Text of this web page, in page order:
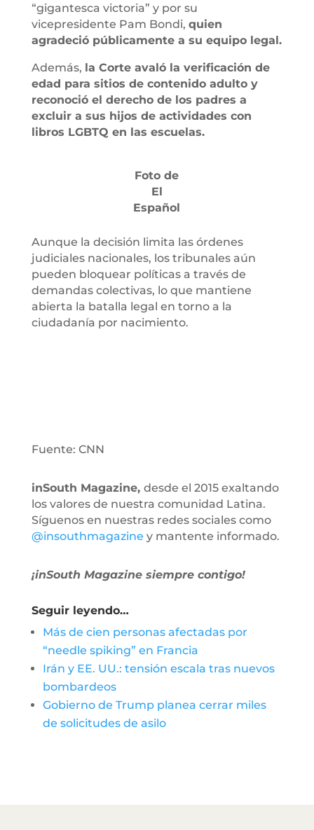
“gigantesca victoria” y por su
vicepresidente Pam Bondi, quien
agradeció públicamente a su equipo legal.
Además, la Corte avaló la verificación de
edad para sitios de contenido adulto y
reconoció el derecho de los padres a
excluir a sus hijos de actividades con
libros LGBTQ en las escuelas.
Foto de
El
Español
Aunque la decisión limita las órdenes
judiciales nacionales, los tribunales aún
pueden bloquear políticas a través de
demandas colectivas, lo que mantiene
abierta la batalla legal en torno a la
ciudadanía por nacimiento.
Fuente: CNN
inSouth Magazine, desde el 2015 exaltando
los valores de nuestra comunidad Latina.
Síguenos en nuestras redes sociales como
@insouthmagazine y mantente informado.
¡inSouth Magazine siempre contigo!
Seguir leyendo…
Más de cien personas afectadas por
“needle spiking” en Francia
Irán y EE. UU.: tensión escala tras nuevos
bombardeos
Gobierno de Trump planea cerrar miles
de solicitudes de asilo